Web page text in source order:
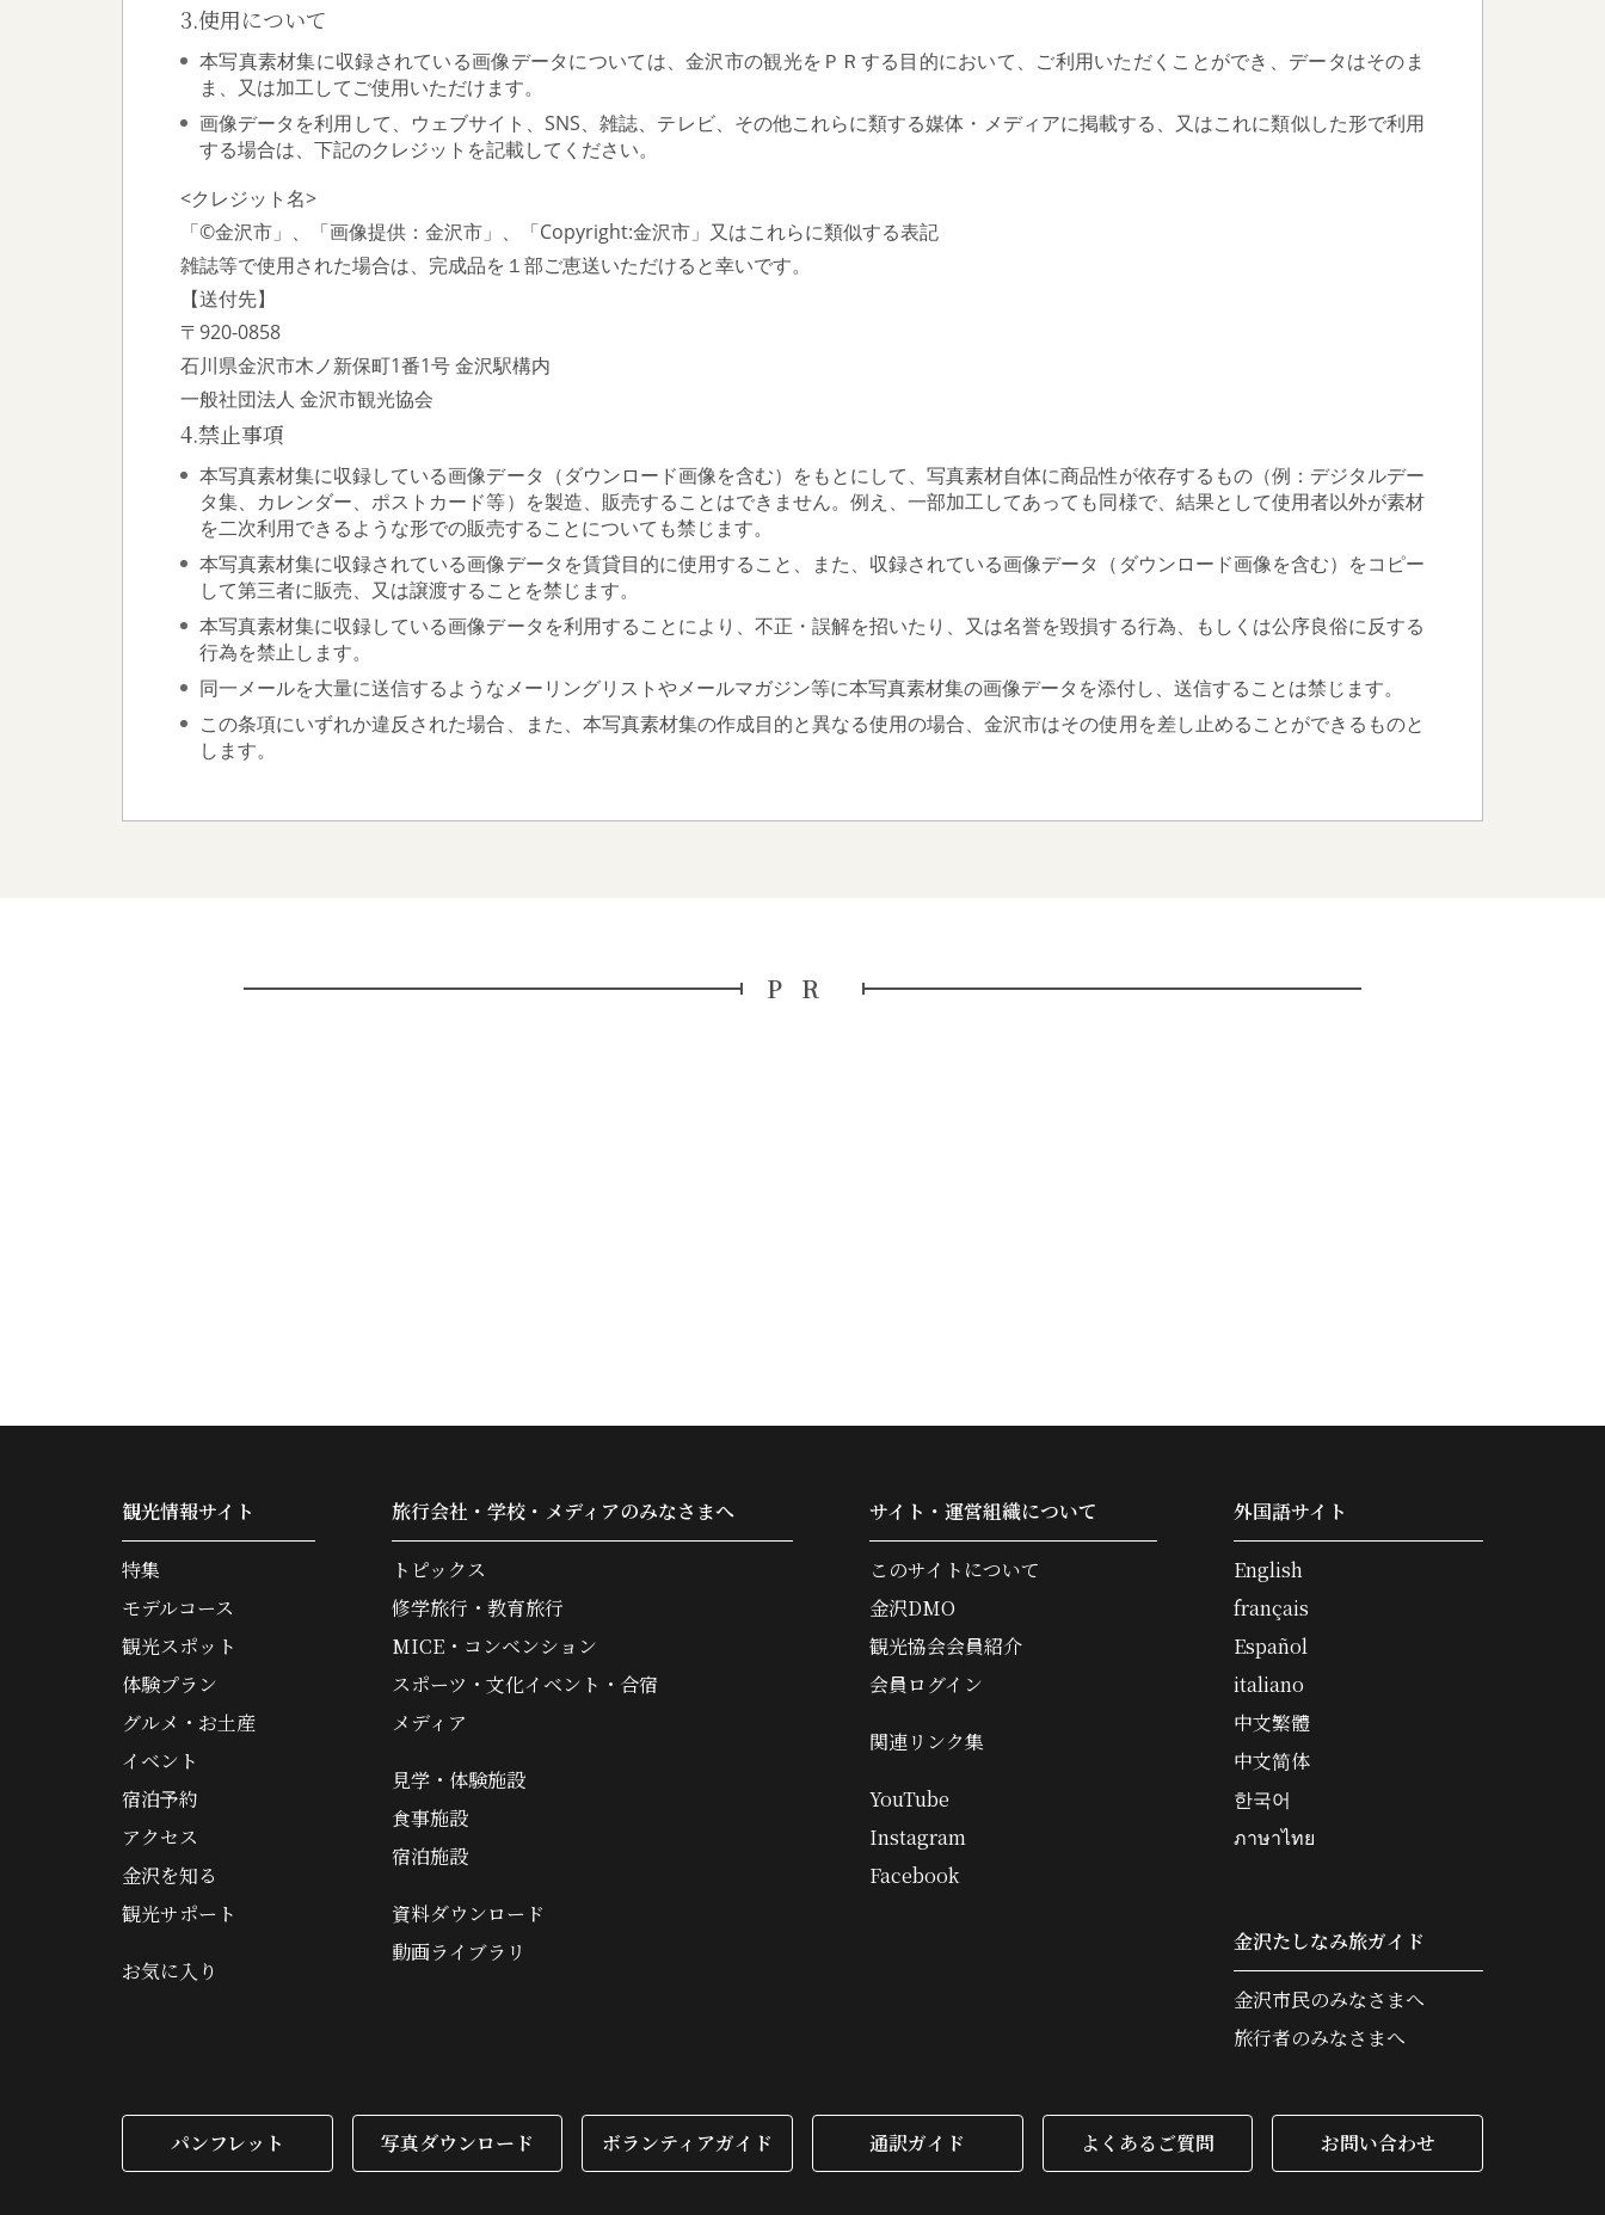
3.使用について
本写真素材集に収録されている画像データについては、金沢市の観光をＰＲする目的において、ご利用いただくことができ、データはそのま
ま、又は加工してご使用いただけます。
画像データを利用して、ウェブサイト、SNS、雑誌、テレビ、その他これらに類する媒体・メディアに掲載する、又はこれに類似した形で利用
する場合は、下記のクレジットを記載してください。
<クレジット名>
「©金沢市」、「画像提供：金沢市」、「Copyright:金沢市」又はこれらに類似する表記
雑誌等で使用された場合は、完成品を１部ご恵送いただけると幸いです。
【送付先】
〒920-0858
石川県金沢市木ノ新保町1番1号 金沢駅構内
一般社団法人 金沢市観光協会
4.禁止事項
本写真素材集に収録している画像データ（ダウンロード画像を含む）をもとにして、写真素材自体に商品性が依存するもの（例：デジタルデー
タ集、カレンダー、ポストカード等）を製造、販売することはできません。例え、一部加工してあっても同様で、結果として使用者以外が素材
を二次利用できるような形での販売することについても禁じます。
本写真素材集に収録されている画像データを賃貸目的に使用すること、また、収録されている画像データ（ダウンロード画像を含む）をコピー
して第三者に販売、又は譲渡することを禁じます。
本写真素材集に収録している画像データを利用することにより、不正・誤解を招いたり、又は名誉を毀損する行為、もしくは公序良俗に反する
行為を禁止します。
同一メールを大量に送信するようなメーリングリストやメールマガジン等に本写真素材集の画像データを添付し、送信することは禁じます。
この条項にいずれか違反された場合、また、本写真素材集の作成目的と異なる使用の場合、金沢市はその使用を差し止めることができるものと
します。
PR
観光情報サイト
特集
モデルコース
観光スポット
体験プラン
グルメ・お土産
イベント
宿泊予約
アクセス
金沢を知る
観光サポート
お気に入り
旅行会社・学校・メディアのみなさまへ
トピックス
修学旅行・教育旅行
MICE・コンベンション
スポーツ・文化イベント・合宿
メディア
見学・体験施設
食事施設
宿泊施設
資料ダウンロード
動画ライブラリ
サイト・運営組織について
このサイトについて
金沢DMO
観光協会会員紹介
会員ログイン
関連リンク集
YouTube
Instagram
Facebook
外国語サイト
English
français
Español
italiano
中文繁體
中文简体
한국어
ภาษาไทย
金沢たしなみ旅ガイド
金沢市民のみなさまへ
旅行者のみなさまへ
パンフレット 写真ダウンロード ボランティアガイド 通訳ガイド よくあるご質問 お問い合わせ